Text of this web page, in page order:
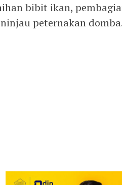
bibit ikan,
peternakan